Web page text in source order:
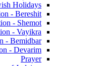
Holidays
- Bereshit
- Shemot
- Vayikra
- Bemidbar
- Devarim
Prayer